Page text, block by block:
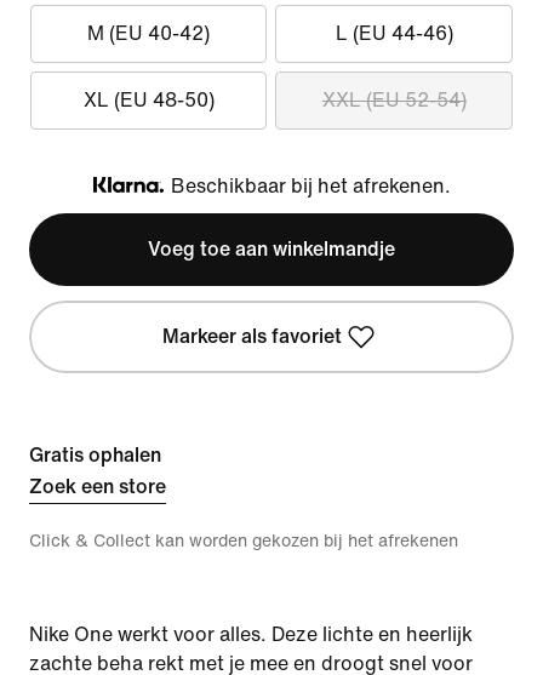
M (EU 40-42) L (EU 44-46)
XL (EU 48-50) XXL (EU 52-54)
Klarna
Beschikbaar bij het afrekenen.
Voeg toe aan winkelmandje
Markeer als favoriet
Gratis ophalen
Zoek een store
Click & Collect kan worden gekozen bij het afrekenen
Nike One werkt voor alles. Deze lichte en heerlijk
zachte beha rekt met je mee en droogt snel voor